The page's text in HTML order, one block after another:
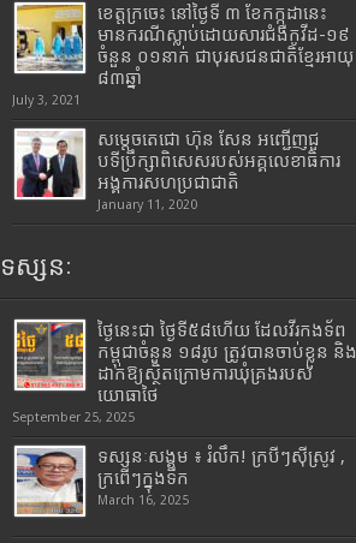
ខេត្តក្រចេះ នៅថ្ងៃទី ៣ ខែកក្កដានេះ
មានករណីស្លាប់ដោយសារជំងឺកូវីដ-១៩
ចំនួន ០១នាក់ ជាបុរសជនជាតិខ្មែរអាយុ
៨៣ឆ្នាំ
July 3, 2021
សម្តេចតេជោ ហ៊ុន សែន អញ្ជើញជួ
បទីប្រឹក្សាពិសេសរបស់អគ្គលេខាធិការ
អង្គការសហប្រជាជាតិ
January 11, 2020
ទស្សនៈ
ថ្ងៃនេះជា ថ្ងៃទី៥៨ហើយ ដែលវីរកងទ័ព
កម្ពុជាចំនួន ១៨រូប ត្រូវបានចាប់ខ្លួន និង
ដាក់ឱ្យស្ថិតក្រោមការឃុំគ្រងរបស់
យោធាថៃ
September 25, 2025
ទស្សនៈសង្គម ៖ រំលឹក! ក្របីៗស៊ីស្រូវ ,
ក្រពើៗក្នុងទឹក
March 16, 2025